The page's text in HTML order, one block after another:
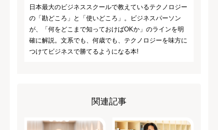
日本最大のビジネススクールで教えているテクノロジー
の「勘どころ」と「使いどころ」。ビジネスパーソン
が、「何をどこまで知っておけばOKか」のラインを明
確に解説。文系でも、何歳でも、テクノロジーを味方に
つけてビジネスで勝てるようになる本!
関連記事